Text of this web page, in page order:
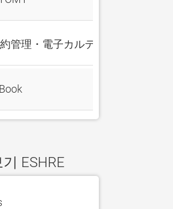
管理・電子カルテ・売上分析
ESHRE